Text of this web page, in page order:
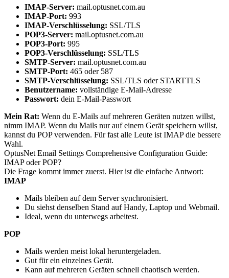
IMAP-Server: mail.optusnet.com.au
IMAP-Port: 993
IMAP-Verschlüsselung: SSL/TLS
POP3-Server: mail.optusnet.com.au
POP3-Port: 995
POP3-Verschlüsselung: SSL/TLS
SMTP-Server: mail.optusnet.com.au
SMTP-Port: 465 oder 587
SMTP-Verschlüsselung: SSL/TLS oder STARTTLS
Benutzername: vollständige E-Mail-Adresse
Passwort: dein E-Mail-Passwort
Mein Rat: Wenn du E-Mails auf mehreren Geräten nutzen willst,
nimm IMAP. Wenn du Mails nur auf einem Gerät speichern willst,
kannst du POP verwenden. Für fast alle Leute ist IMAP die bessere
Wahl.
OptusNet Email Settings Comprehensive Configuration Guide:
IMAP oder POP?
Die Frage kommt immer zuerst. Hier ist die einfache Antwort:
IMAP
Mails bleiben auf dem Server synchronisiert.
Du siehst denselben Stand auf Handy, Laptop und Webmail.
Ideal, wenn du unterwegs arbeitest.
POP
Mails werden meist lokal heruntergeladen.
Gut für ein einzelnes Gerät.
Kann auf mehreren Geräten schnell chaotisch werden.